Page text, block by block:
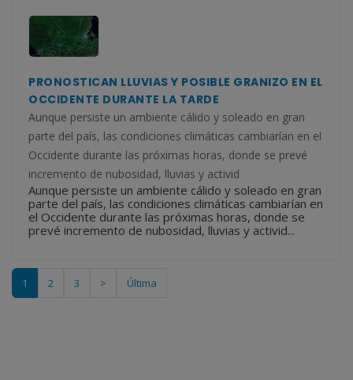
PRONOSTICAN LLUVIAS Y POSIBLE GRANIZO EN EL
OCCIDENTE DURANTE LA TARDE
Aunque persiste un ambiente cálido y soleado en gran
parte del país, las condiciones climáticas cambiarían en el
Occidente durante las próximas horas, donde se prevé
incremento de nubosidad, lluvias y activid
Aunque persiste un ambiente cálido y soleado en gran
parte del país, las condiciones climáticas cambiarían en
el Occidente durante las próximas horas, donde se
prevé incremento de nubosidad, lluvias y activid...
1 2 3 > Última